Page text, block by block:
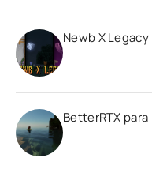
Newb X
BetterRTX